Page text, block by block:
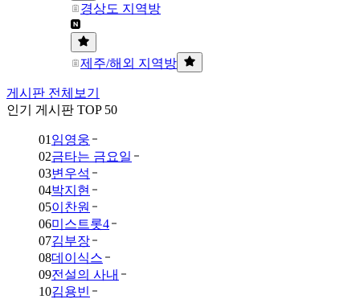
경상도 지역방
제주/해외 지역방
게시판 전체보기
인기 게시판 TOP 50
01 임영웅
02금타는 금요일
03변우석
04박지현
05이찬원
06미스트롯4
07김부장
08데이식스
09전설의 사내
10김용빈